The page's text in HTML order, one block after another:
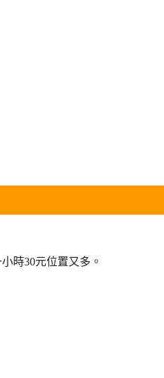
時30元位置又多。